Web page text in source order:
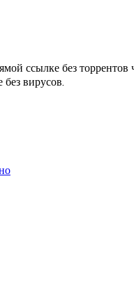
ссылке без
вирусов.